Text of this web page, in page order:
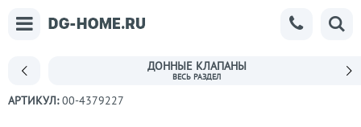
ДОННЫЕ КЛАПАНЫ
АРТИКУЛ:00-4379227